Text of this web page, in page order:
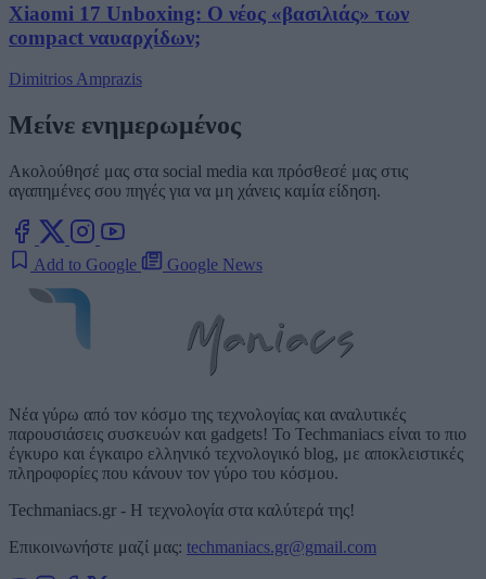
Xiaomi 17 Unboxing: Ο νέος «βασιλιάς» των
compact ναυαρχίδων;
Dimitrios Amprazis
Μείνε ενημερωμένος
Ακολούθησέ μας στα social media και πρόσθεσέ μας στις
αγαπημένες σου πηγές για να μη χάνεις καμία είδηση.
Add to Google Google News
Νέα γύρω από τον κόσμο της τεχνολογίας και αναλυτικές
παρουσιάσεις συσκευών και gadgets! Το Techmaniacs είναι το πιο
έγκυρο και έγκαιρο ελληνικό τεχνολογικό blog, με αποκλειστικές
πληροφορίες που κάνουν τον γύρο του κόσμου.
Techmaniacs.gr - Η τεχνολογία στα καλύτερά της!
Επικοινωνήστε μαζί μας: techmaniacs.gr@gmail.com